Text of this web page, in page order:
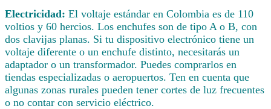
Electricidad: El voltaje estándar en Colombia es de 110
voltios y 60 hercios. Los enchufes son de tipo A o B, con
dos clavijas planas. Si tu dispositivo electrónico tiene un
voltaje diferente o un enchufe distinto, necesitarás un
adaptador o un transformador. Puedes comprarlos en
tiendas especializadas o aeropuertos. Ten en cuenta que
algunas zonas rurales pueden tener cortes de luz frecuentes
o no contar con servicio eléctrico.